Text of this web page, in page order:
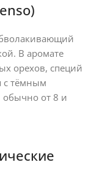
В аромате
орехов, специй
с тёмным
обычно от 8 и